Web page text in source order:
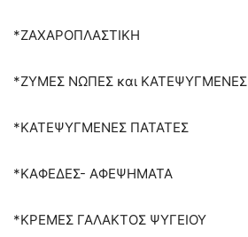
*ΖΑΧΑΡΟΠΛΑΣΤΙΚΗ
*ΖΥΜΕΣ ΝΩΠΕΣ και ΚΑΤΕΨΥΓΜΕΝΕΣ
*ΚΑΤΕΨΥΓΜΕΝΕΣ ΠΑΤΑΤΕΣ
*ΚΑΦΕΔΕΣ- ΑΦΕΨΗΜΑΤΑ
*ΚΡΕΜΕΣ ΓΑΛΑΚΤΟΣ ΨΥΓΕΙΟΥ